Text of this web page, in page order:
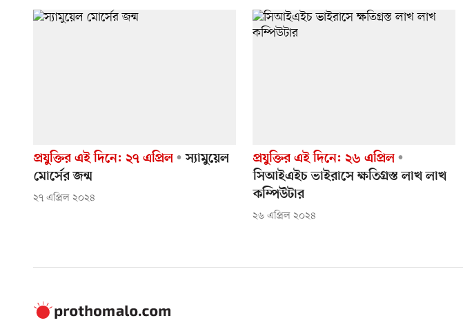
প্রযুক্তির এই দিনে: ২৭ এপ্রিল
স্যামুয়েল
মোর্সের জন্ম
২৭ এপ্রিল ২০২৪
প্রযুক্তির এই দিনে: ২৬ এপ্রিল
সিআইএইচ ভাইরাসে ক্ষতিগ্রস্ত লাখ লাখ
কম্পিউটার
২৬ এপ্রিল ২০২৪